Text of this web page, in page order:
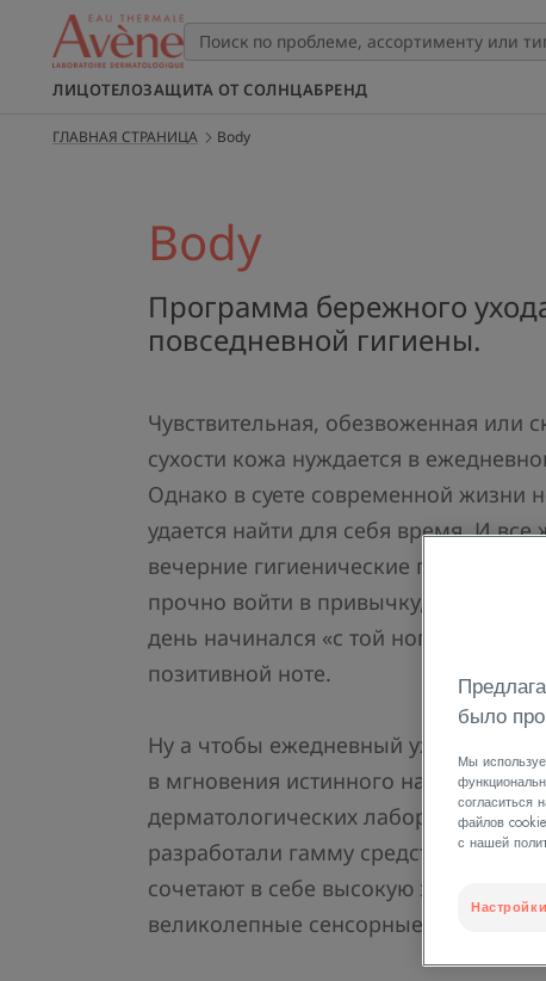
ЛИЦОТЕЛОЗАЩИТА ОТ СОЛНЦАБРЕНД
ГЛАВНАЯ СТРАНИЦА Body
Body
Программа бережного
повседневной гигиены.
Чувствительная, обезвоженная или
сухости кожа нуждается в
Однако в суете современной жизни
удается найти для себя время. И все
вечерние гигиенические процедуры
прочно войти в привычку, чтобы
день начинался «с той ноги» и
позитивной ноте.
Ну а чтобы ежедневный уход за
в мгновения истинного
дерматологических лабораторий
разработали гамму средств для
сочетают в себе высокую
великолепные сенсорные качества.
было
Мы
согласиться
файлов
с нашей